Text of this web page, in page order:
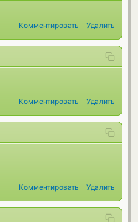
Комментировать Удалить
Комментировать Удалить
Комментировать Удалить